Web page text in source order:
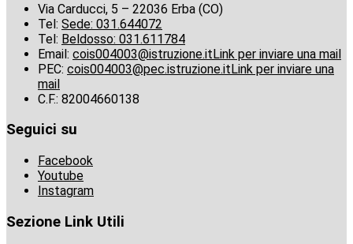
Via Carducci, 5 – 22036 Erba (CO)
Tel: Sede: 031.644072
Tel: Beldosso: 031.611784
Email: cois004003@istruzione.itLink per inviare una mail
PEC: cois004003@pec.istruzione.itLink per inviare una
mail
C.F.: 82004660138
Seguici su
Facebook
Youtube
Instagram
Sezione Link Utili